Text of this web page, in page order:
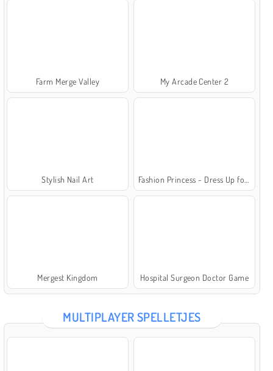
Farm Merge Valley My Arcade Center 2
Stylish Nail Art
Mergest Kingdom Hospital Surgeon Doctor Game
MULTIPLAYER SPELLETJES